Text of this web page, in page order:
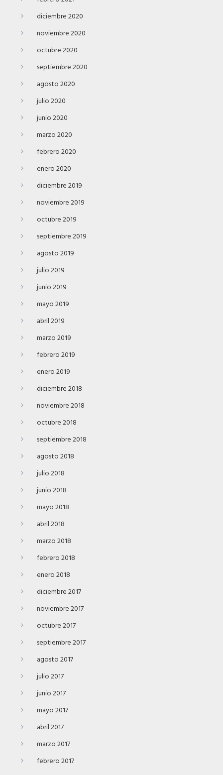
diciembre 2020
noviembre 2020
octubre 2020
septiembre 2020
agosto 2020
julio 2020
junio 2020
marzo 2020
febrero 2020
enero 2020
diciembre 2019
noviembre 2019
octubre 2019
septiembre 2019
agosto 2019
julio 2019
junio 2019
mayo 2019
abril 2019
marzo 2019
febrero 2019
enero 2019
diciembre 2018
noviembre 2018
octubre 2018
septiembre 2018
agosto 2018
julio 2018
junio 2018
mayo 2018
abril 2018
marzo 2018
febrero 2018
enero 2018
diciembre 2017
noviembre 2017
octubre 2017
septiembre 2017
agosto 2017
julio 2017
junio 2017
mayo 2017
abril 2017
marzo 2017
febrero 2017